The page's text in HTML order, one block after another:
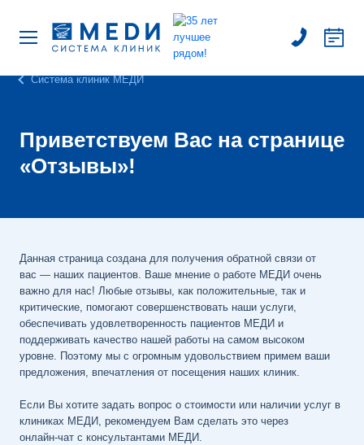
Система клиник МЕДИ
Приветствуем Вас на странице
«Отзывы»!
Данная страница создана для получения обратной связи от
вас — наших пациентов. Ваше мнение о работе МЕДИ очень
важно для нас! Любые отзывы, как положительные, так и
критические, помогают совершенствовать наши услуги,
обеспечивать удовлетворенность пациентов МЕДИ и
поддерживать качество нашей работы на самом высоком
уровне. Поэтому мы с огромным удовольствием примем ваши
предложения, впечатления от посещения наших клиник.
Если Вы хотите задать вопрос о стоимости или наличии услуг в
клиниках МЕДИ, рекомендуем Вам сделать это через
онлайн-чат с консультантами МЕДИ.